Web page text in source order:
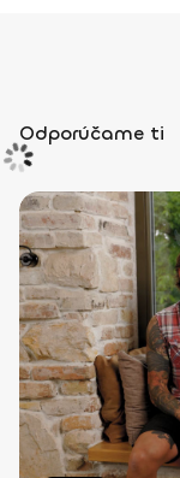
Odporúčame ti